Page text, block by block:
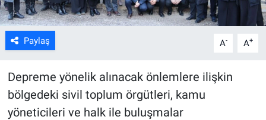
Paylaş A- A+
Depreme yönelik alınacak önlemlere ilişkin
bölgedeki sivil toplum örgütleri, kamu
yöneticileri ve halk ile buluşmalar